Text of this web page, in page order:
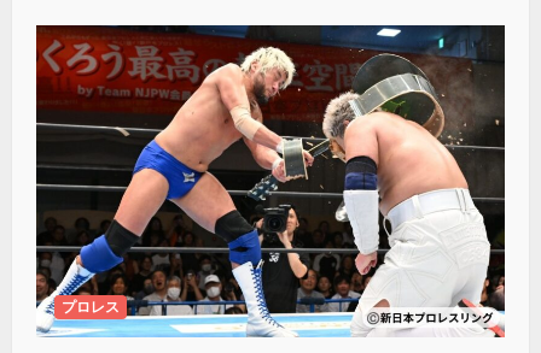
プロレス